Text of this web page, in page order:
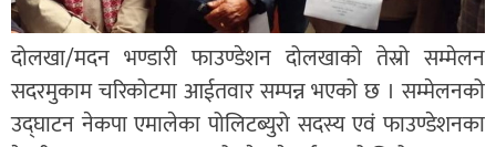
दोलखा/मदन भण्डारी फाउण्डेशन दोलखाको तेस्रो सम्मेलन
सदरमुकाम चरिकोटमा आईतवार सम्पन्न भएको छ । सम्मेलनको
उद्घाटन नेकपा एमालेका पोलिटब्युरो सदस्य एवं फाउण्डेशनका